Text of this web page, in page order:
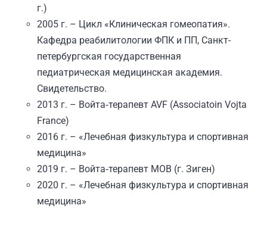
г.)
2005 г. – Цикл «Клиническая гомеопатия».
Кафедра реабилитологии ФПК и ПП, Санкт-
петербургская государственная
педиатрическая медицинская академия.
Свидетельство.
2013 г. – Войта‑терапевт AVF (Associatoin Vojta
France)
2016 г. – «Лечебная физкультура и спортивная
медицина»
2019 г. – Войта‑терапевт МОВ (г. Зиген)
2020 г. – «Лечебная физкультура и спортивная
медицина»